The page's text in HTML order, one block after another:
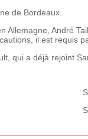
de Bordeaux.
Allemagne, André
il est requis
qui a déjà rejoint